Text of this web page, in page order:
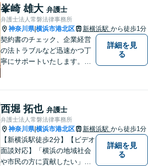
り】負債総額数億円の倒産申
立ての実績あり【完全個室】
【青葉台駅1分】【複数弁護士
在籍】
峯崎 雄大 弁護士
弁護士法人常磐法律事務所
神奈川県|横浜市港北区 新横浜駅 から徒歩1分
契約書のチェック、企業経営
の法トラブルなど迅速かつ丁
寧にサポートいたします。ど
詳細を見
る
西堀 拓也 弁護士
弁護士法人常磐法律事務所
神奈川県|横浜市港北区 新横浜駅 から徒歩1分
【新横浜駅徒歩2分】【ビデオ
面談対応】「横浜の地域社会
や市民の方に貢献したい」を
詳細を見
る